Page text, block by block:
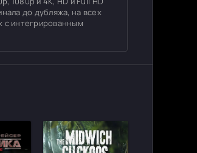
до дубляжа, на всех
с интегрированным